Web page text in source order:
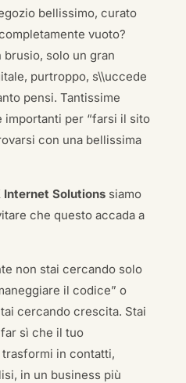
bellissimo, curato
vuoto?
solo un gran
purtroppo, s\\uccede
pensi. Tantissime
per “farsi il sito
con una bellissima
Internet Solutionssiamo
che questo accada a
non stai cercando solo
il codice” o
cercando crescita. Stai
sì che il tuo
in contatti,
in un business più